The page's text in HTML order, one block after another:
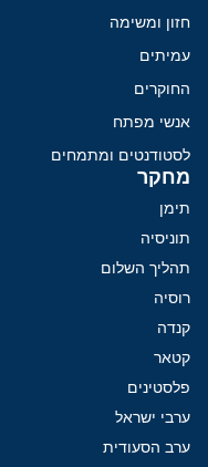
חזון ומשימה
עמיתים
החוקרים
אנשי מפתח
לסטודנטים ומתמחים
מחקר
תימן
תוניסיה
תהליך השלום
רוסיה
קנדה
קטאר
פלסטינים
ערבי ישראל
ערב הסעודית